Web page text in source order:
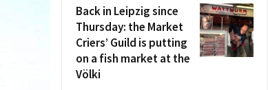
Back in Leipzig since
Thursday: the Market
Criers’ Guild is putting
on a fish market at the
Völki